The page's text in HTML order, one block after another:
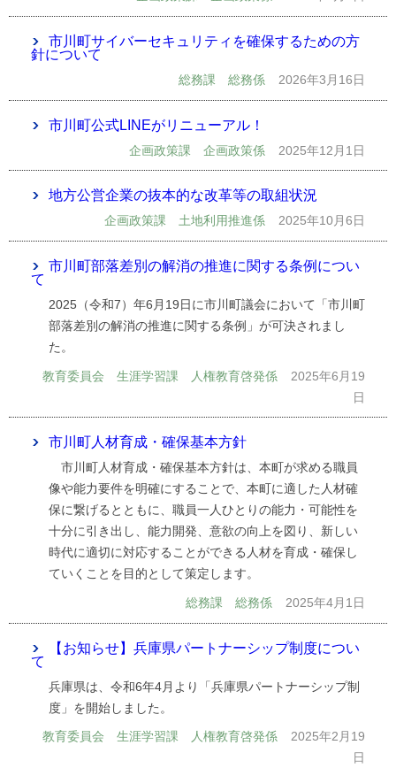
市川町サイバーセキュリティを確保するための方
針について
総務課 総務係 2026年3月16日
市川町公式LINEがリニューアル！
企画政策課 企画政策係 2025年12月1日
地方公営企業の抜本的な改革等の取組状況
企画政策課 土地利用推進係 2025年10月6日
市川町部落差別の解消の推進に関する条例につい
て
2025（令和7）年6月19日に市川町議会において「市川町
部落差別の解消の推進に関する条例」が可決されまし
た。
教育委員会 生涯学習課 人権教育啓発係
2025年6月19
日
市川町人材育成・確保基本方針
市川町人材育成・確保基本方針は、本町が求める職員
像や能力要件を明確にすることで、本町に適した人材確
保に繋げるとともに、職員一人ひとりの能力・可能性を
十分に引き出し、能力開発、意欲の向上を図り、新しい
時代に適切に対応することができる人材を育成・確保し
ていくことを目的として策定します。
総務課 総務係 2025年4月1日
【お知らせ】兵庫県パートナーシップ制度につい
て
兵庫県は、令和6年4月より「兵庫県パートナーシップ制
度」を開始しました。
教育委員会 生涯学習課 人権教育啓発係
2025年2月19
日